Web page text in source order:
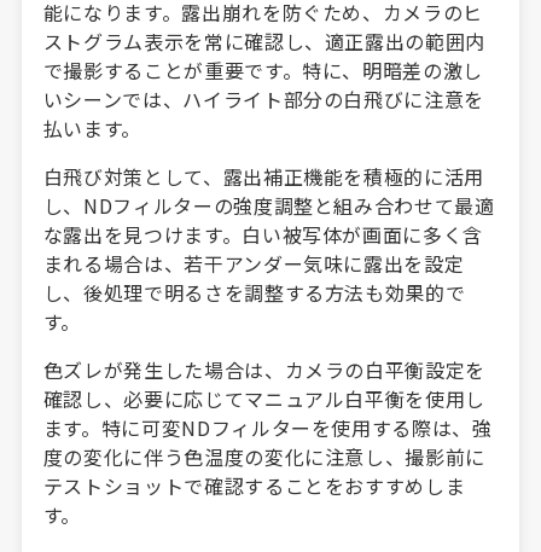
能になります。露出崩れを防ぐため、カメラのヒ
ストグラム表示を常に確認し、適正露出の範囲内
で撮影することが重要です。特に、明暗差の激し
いシーンでは、ハイライト部分の白飛びに注意を
払います。
白飛び対策として、露出補正機能を積極的に活用
し、NDフィルターの強度調整と組み合わせて最適
な露出を見つけます。白い被写体が画面に多く含
まれる場合は、若干アンダー気味に露出を設定
し、後処理で明るさを調整する方法も効果的で
す。
色ズレが発生した場合は、カメラの白平衡設定を
確認し、必要に応じてマニュアル白平衡を使用し
ます。特に可変NDフィルターを使用する際は、強
度の変化に伴う色温度の変化に注意し、撮影前に
テストショットで確認することをおすすめしま
す。